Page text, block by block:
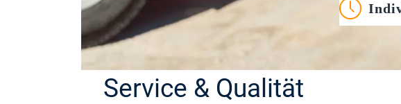
Service & Qualität